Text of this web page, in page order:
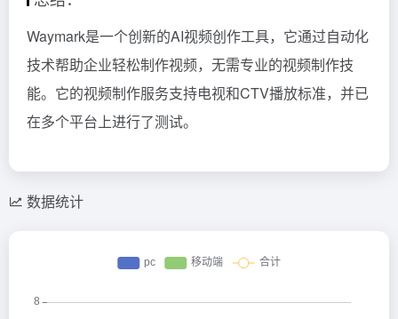
Waymark是一个创新的AI视频创作工具，它通过自动化
技术帮助企业轻松制作视频，无需专业的视频制作技
能。它的视频制作服务支持电视和CTV播放标准，并已
在多个平台上进行了测试。
数据统计